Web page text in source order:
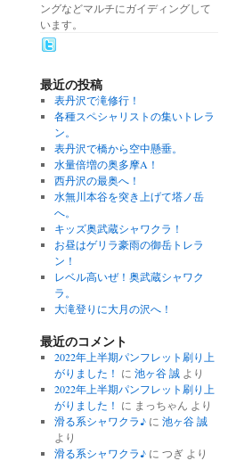
ングなどマルチにガイディングして
います。
最近の投稿
表丹沢で滝修行！
各種スペシャリストの集いトレラ
ン。
表丹沢で橋から空中懸垂。
水量倍増の奥多摩A！
西丹沢の最奥へ！
水無川本谷を突き上げて塔ノ岳
へ。
キッズ奥武蔵シャワクラ！
お昼はゲリラ豪雨の御岳トレラ
ン！
レベル高いぜ！奥武蔵シャワク
ラ。
大滝登りに大月の沢へ！
最近のコメント
2022年上半期パンフレット刷り上
がりました！ に 池ヶ谷 誠より
2022年上半期パンフレット刷り上
がりました！ に まっちゃん より
滑る系シャワクラ♪に 池ヶ谷 誠
より
滑る系シャワクラ♪に つぎより